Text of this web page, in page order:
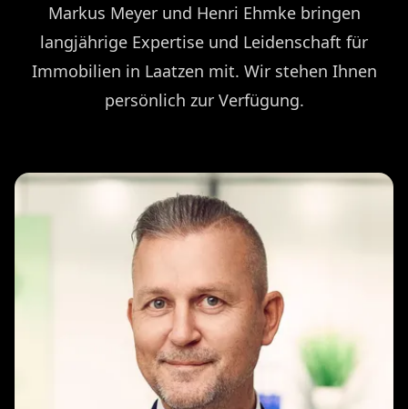
Markus Meyer und Henri Ehmke bringen
langjährige Expertise und Leidenschaft für
Immobilien in Laatzen mit. Wir stehen Ihnen
persönlich zur Verfügung.